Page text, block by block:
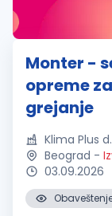
Monter -
opreme
grejanje
Klima Plus
Beograd -
03.09.2026